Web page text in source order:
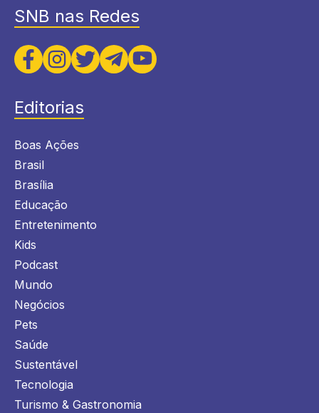
SNB nas Redes
Editorias
Boas Ações
Brasil
Brasília
Educação
Entretenimento
Kids
Podcast
Mundo
Negócios
Pets
Saúde
Sustentável
Tecnologia
Turismo & Gastronomia